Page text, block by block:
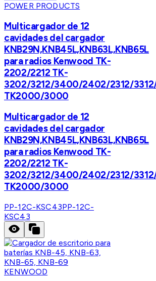
POWER PRODUCTS
Multicargador de 12
cavidades del cargador
KNB29N,KNB45L,KNB63L,KNB65L
para radios Kenwood TK-
2202/2212 TK-
3202/3212/3400/2402/2312/
TK2000/3000
Multicargador de 12
cavidades del cargador
KNB29N,KNB45L,KNB63L,KNB65L
para radios Kenwood TK-
2202/2212 TK-
3202/3212/3400/2402/2312/
TK2000/3000
PP-12C-KSC43PP-12C-
KSC43
KENWOOD